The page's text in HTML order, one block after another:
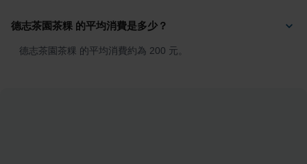
德志茶園茶粿 的平均消費是多少？
德志茶園茶粿 的平均消費約為 200 元。